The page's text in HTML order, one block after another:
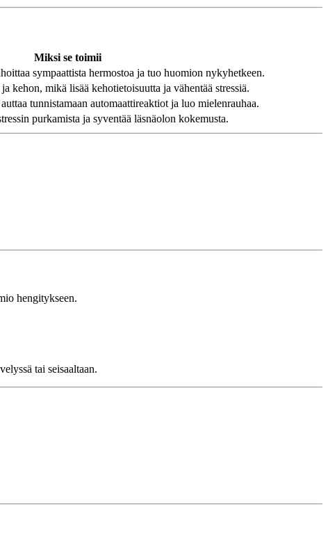
Miksi se toimii
sympaattista hermostoa ja tuo huomion nykyhetkeen.
kehon, mikä lisää kehotietoisuutta ja vähentää stressiä.
tunnistamaan automaattireaktiot ja luo mielenrauhaa.
purkamista ja syventää läsnäolon kokemusta.
hengitykseen.
tai seisaaltaan.